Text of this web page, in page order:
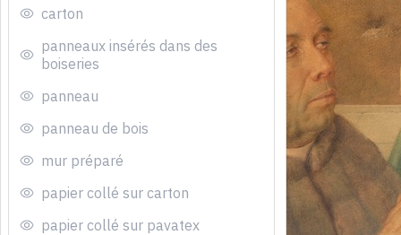
carton
panneaux insérés dans des
boiseries
panneau
panneau de bois
mur préparé
papier collé sur carton
papier collé sur pavatex